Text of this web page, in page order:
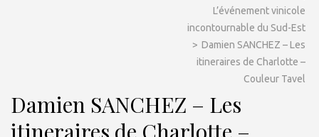
L’événement vinicole
incontournable du Sud-Est
> Damien SANCHEZ – Les
itineraires de Charlotte –
Couleur Tavel
Damien SANCHEZ – Les
itineraires de Charlotte –